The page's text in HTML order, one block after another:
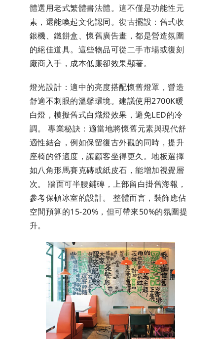
體選用老式繁體書法體。這不僅是功能性元
素，還能喚起文化認同。復古擺設：舊式收
銀機、鐵餅盒、懷舊廣告畫，都是營造氛圍
的絕佳道具。這些物品可從二手市場或復刻
廠商入手，成本低廉卻效果顯著。
燈光設計：適中的亮度搭配懷舊燈罩，營造
舒適不刺眼的溫馨環境。建議使用2700K暖
白燈，模擬舊式白熾燈效果，避免LED的冷
調。 專業秘訣：適當地將懷舊元素與現代舒
適性結合，例如保留復古外觀的同時，提升
座椅的舒適度，讓顧客坐得更久。地板選擇
如八角形馬賽克磚或紙皮石，能增加視覺層
次。 牆面可半腰鋪磚，上部留白掛舊海報，
參考保頓冰室的設計。 整體而言，裝飾應佔
空間預算的15-20%，但可帶來50%的氛圍提
升。